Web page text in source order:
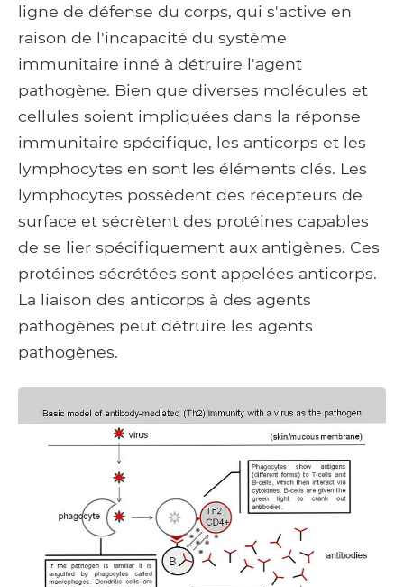
ligne de défense du corps, qui s'active en
raison de l'incapacité du système
immunitaire inné à détruire l'agent
pathogène. Bien que diverses molécules et
cellules soient impliquées dans la réponse
immunitaire spécifique, les anticorps et les
lymphocytes en sont les éléments clés. Les
lymphocytes possèdent des récepteurs de
surface et sécrètent des protéines capables
de se lier spécifiquement aux antigènes. Ces
protéines sécrétées sont appelées anticorps.
La liaison des anticorps à des agents
pathogènes peut détruire les agents
pathogènes.